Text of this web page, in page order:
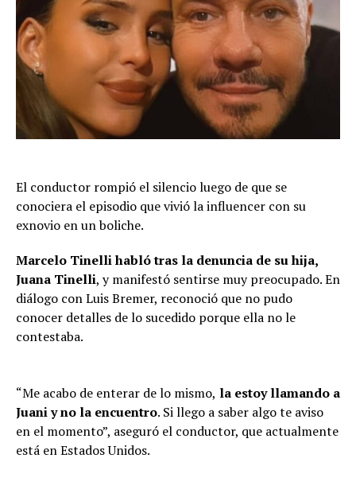
El conductor rompió el silencio luego de que se
conociera el episodio que vivió la influencer con su
exnovio en un boliche.
Marcelo Tinelli habló tras la denuncia de su hija,
Juana Tinelli, y manifestó sentirse muy preocupado. En
diálogo con Luis Bremer, reconoció que no pudo
conocer detalles de lo sucedido porque ella no le
contestaba.
“Me acabo de enterar de lo mismo, la estoy llamando a
Juani y no la encuentro. Si llego a saber algo te aviso
en el momento”, aseguró el conductor, que actualmente
está en Estados Unidos.